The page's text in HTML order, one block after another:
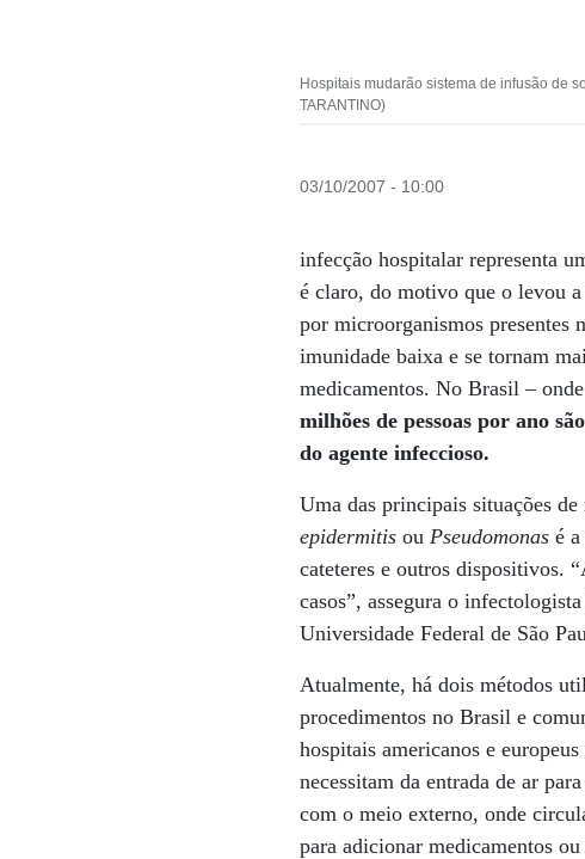
Hospitais mudarão sistema de infusão de
TARANTINO)
03/10/2007 - 10:00
infecção hospitalar representa
é claro, do motivo que o levou
por microorganismos presentes
imunidade baixa e se tornam
medicamentos. No Brasil –
milhões de pessoas por ano
do agente infeccioso.
Uma das principais situações
epidermitis ouPseudomonas é
cateteres e outros dispositivos.
casos”, assegura o
Universidade Federal de São
Atualmente, há dois métodos
procedimentos no Brasil e
hospitais americanos e
necessitam da entrada de ar
com o meio externo, onde
para adicionar medicamentos